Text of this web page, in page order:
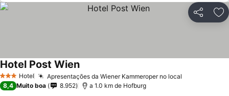
Partilhar
3 EstrelasHotel Apresentações da Wiener Kammeroper no local
Hotel Post Wien
8,4 Muito boa 8.952 a 1.0 km de Hofburg